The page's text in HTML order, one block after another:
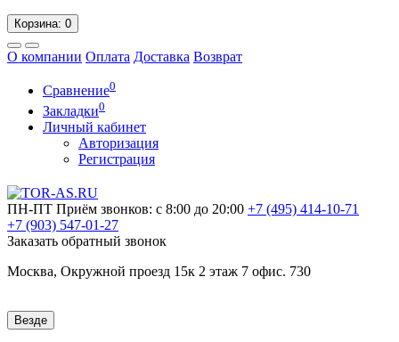
Корзина: 0
О компании Оплата Доставка Возврат
Сравнение0
Закладки0
Личный кабинет
Авторизация
Регистрация
ПН-ПТ Приём звонков: с 8:00 до 20:00 +7 (495) 414-10-71
+7 (903) 547-01-27
Заказать обратный звонок
Москва, Окружной проезд 15к 2 этаж 7 офис. 730
Везде